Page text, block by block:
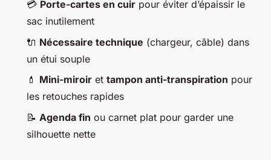
💳 Porte-cartes en cuir pour éviter d’épaissir le
sac inutilement
🔌 Nécessaire technique (chargeur, câble) dans
un étui souple
💄 Mini-miroir et tampon anti-transpiration pour
les retouches rapides
📝 Agenda fin ou carnet plat pour garder une
silhouette nette